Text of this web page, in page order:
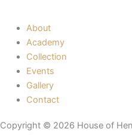
About
Academy
Collection
Events
Gallery
Contact
Copyright © 2026 House of